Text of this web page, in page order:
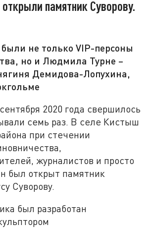
памятник Суворову.
не только VIP-персоны
но и Людмила Турне –
Демидова-Лопухина,
2020 года свершилось
семь раз. В селе Кистыш
при стечении
журналистов и просто
был открыт памятник
Суворову.
был разработан